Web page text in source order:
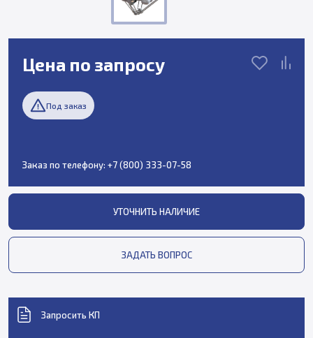
Цена по запросу
Под заказ
Заказ по телефону: +7 (800) 333-07-58
УТОЧНИТЬ НАЛИЧИЕ
ЗАДАТЬ ВОПРОС
Запросить КП